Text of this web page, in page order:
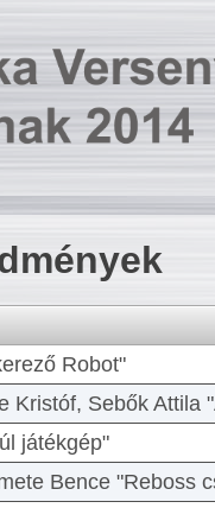
Robot"
Kristóf, Sebők Attila
játékgép"
Bence "Reboss